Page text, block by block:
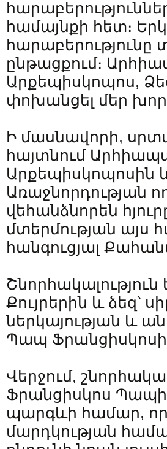
համայնքի հետ։
ընթացքում։
Արքեպիսկոպոս,
փոխանցել մեր
Ի մասնավորի,
հայտնում
Արքեպիսկոպոսին
Առաջնորդության
վեհանձնորեն
մտերմության այս
հանգուցյալ
Քույրերին և ձեզ՝
ներկայության և
Պապ Ֆրանցիսկոսի
Վերջում,
Ֆրանցիսկոս Պապի
պարգևի համար,
մարդկության